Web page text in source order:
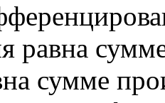
равна
сумме